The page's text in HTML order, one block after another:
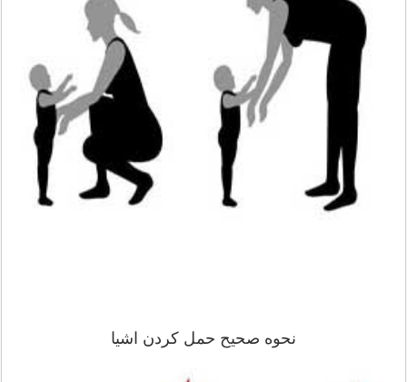
نحوه صحیح حمل کردن اشیا